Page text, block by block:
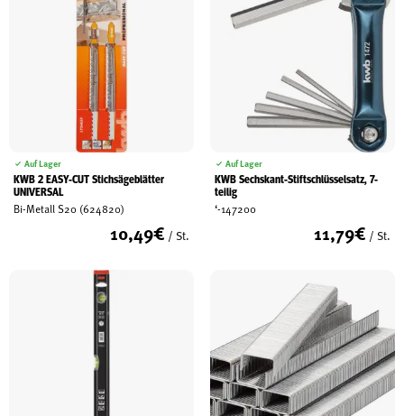
Auf Lager
KWB 2 EASY-CUT Stichsägeblätter
UNIVERSAL
Bi-Metall S20 (624820)
10,49€ / St.
Auf Lager
KWB Sechskant-Stiftschlüsselsatz, 7-
teilig
‘-147200
11,79€ / St.